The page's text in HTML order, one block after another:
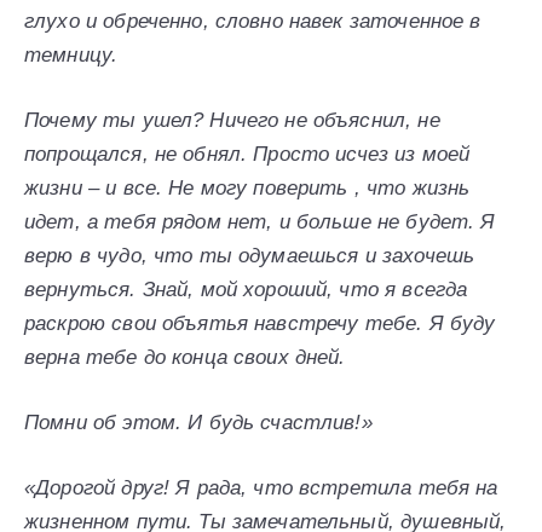
глухо и обреченно, словно навек заточенное в
темницу.
Почему ты ушел? Ничего не объяснил, не
попрощался, не обнял. Просто исчез из моей
жизни – и все. Не могу поверить , что жизнь
идет, а тебя рядом нет, и больше не будет. Я
верю в чудо, что ты одумаешься и захочешь
вернуться. Знай, мой хороший, что я всегда
раскрою свои объятья навстречу тебе. Я буду
верна тебе до конца своих дней.
Помни об этом. И будь счастлив!»
«Дорогой друг! Я рада, что встретила тебя на
жизненном пути. Ты замечательный, душевный,